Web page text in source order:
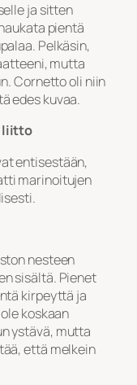
ja sitten
pientä
Pelkäsin,
mutta
Cornetto oli niin
edes kuvaa.
liitto
entisestään,
marinoitujen
nesteen
sisältä. Pienet
kirpeyttä ja
koskaan
ystävä, mutta
että melkein